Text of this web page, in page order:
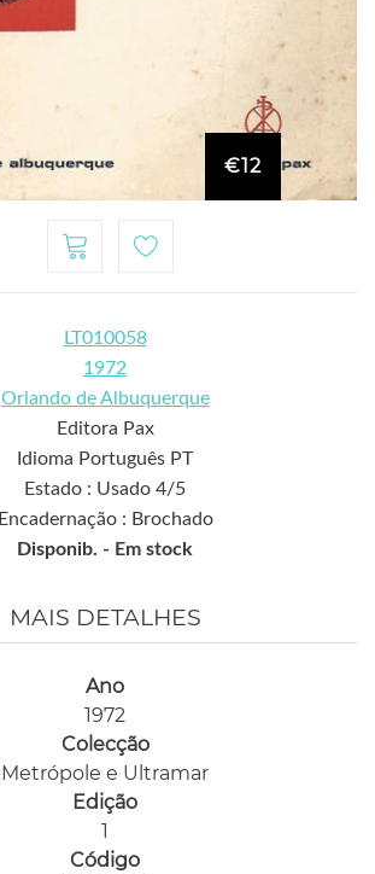
€12
LT010058
1972
Orlando de Albuquerque
Editora Pax
Idioma Português PT
Estado : Usado 4/5
Encadernação : Brochado
Disponib. - Em stock
MAIS DETALHES
Ano
1972
Colecção
Metrópole e Ultramar
Edição
1
Código